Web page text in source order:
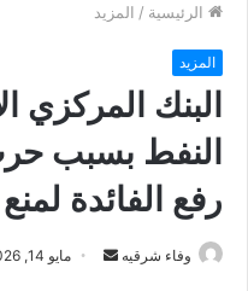
الرئيسية / المزيد
المزيد
البنك المركزي
النفط بسبب
رفع الفائدة
وفاء شرقيه
أرسل مايو 14, 2026